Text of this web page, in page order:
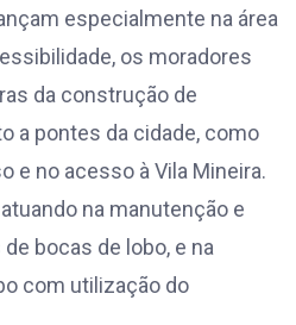
especialmente na área
os moradores
da construção de
a pontes da cidade, como
e no acesso à Vila Mineira.
na manutenção e
bocas de lobo, e na
com utilização do